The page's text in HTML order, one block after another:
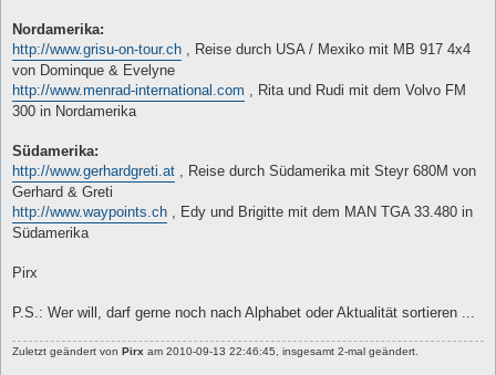
Nordamerika:
http://www.grisu-on-tour.ch , Reise durch USA / Mexiko mit MB 917 4x4
von Dominque & Evelyne
http://www.menrad-international.com , Rita und Rudi mit dem Volvo FM
300 in Nordamerika
Südamerika:
http://www.gerhardgreti.at , Reise durch Südamerika mit Steyr 680M von
Gerhard & Greti
http://www.waypoints.ch , Edy und Brigitte mit dem MAN TGA 33.480 in
Südamerika
Pirx
P.S.: Wer will, darf gerne noch nach Alphabet oder Aktualität sortieren ...
Zuletzt geändert von Pirx am 2010-09-13 22:46:45, insgesamt 2-mal geändert.